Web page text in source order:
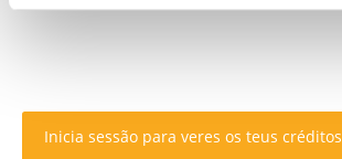
Inicia sessão para veres os teus créditos